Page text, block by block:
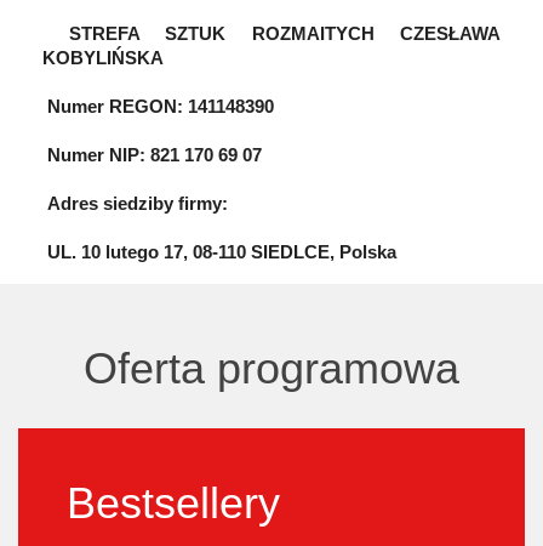
STREFA SZTUK ROZMAITYCH CZESŁAWA
KOBYLIŃSKA
Numer REGON: 141148390
Numer NIP: 821 170 69 07
Adres siedziby firmy:
UL. 10 lutego 17, 08-110 SIEDLCE, Polska
Oferta programowa
Bestsellery